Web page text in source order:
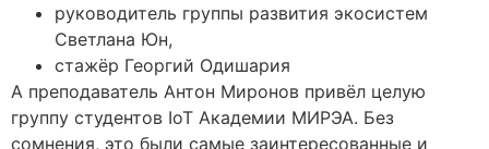
руководитель группы развития экосистем
Светлана Юн,
стажёр Георгий Одишария
А преподаватель Антон Миронов привёл целую
группу студентов IoT Академии МИРЭА. Без
сомнения, это были самые заинтересованные и